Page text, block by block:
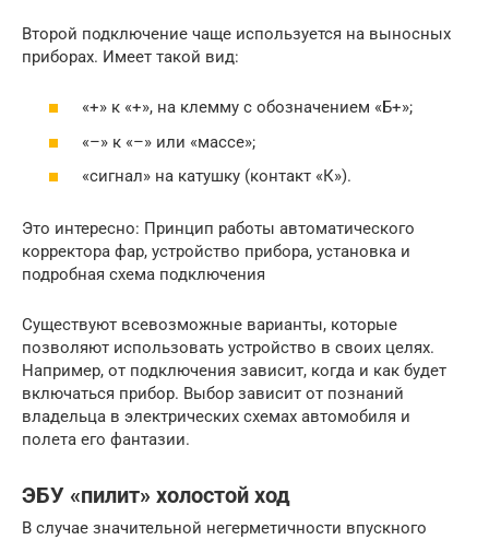
Второй подключение чаще используется на выносных
приборах. Имеет такой вид:
«+» к «+», на клемму с обозначением «Б+»;
«–» к «–» или «массе»;
«сигнал» на катушку (контакт «К»).
Это интересно: Принцип работы автоматического
корректора фар, устройство прибора, установка и
подробная схема подключения
Существуют всевозможные варианты, которые
позволяют использовать устройство в своих целях.
Например, от подключения зависит, когда и как будет
включаться прибор. Выбор зависит от познаний
владельца в электрических схемах автомобиля и
полета его фантазии.
ЭБУ «пилит» холостой ход
В случае значительной негерметичности впускного